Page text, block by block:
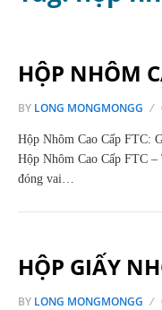
HỘP NHÔM
BY LONG MONGMONGG
Hộp Nhôm Cao Cấp FTC:
Hộp Nhôm Cao Cấp FTC
đóng vai…
HỘP GIẤY
BY LONG MONGMONGG